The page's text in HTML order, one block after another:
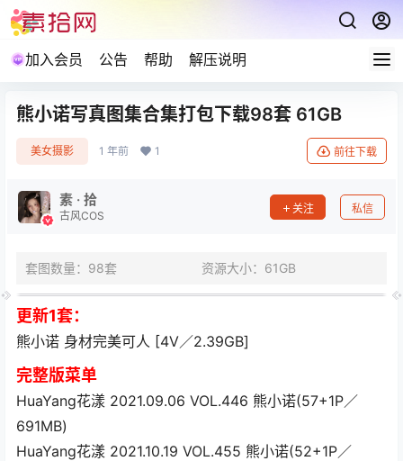
加入会员 公告 帮助 解压说明
熊小诺写真图集合集打包下载98套 61GB
美女摄影 1 年前 1 前往下载
素 · 拾
古风COS
关注 私信
套图数量：98套 资源大小：61GB
更新1套：
熊小诺 身材完美可人 [4V／2.39GB]
完整版菜单
HuaYang花漾 2021.09.06 VOL.446 熊小诺(57+1P／
691MB)
HuaYang花漾 2021.10.19 VOL.455 熊小诺(52+1P／